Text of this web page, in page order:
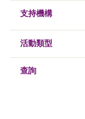
支持機構
活動類型
查詢